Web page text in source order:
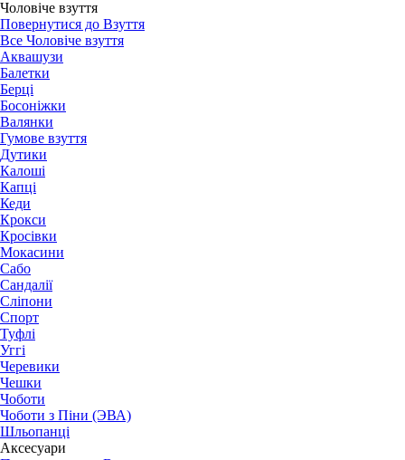
Чоловіче взуття
Повернутися до Взуття
Все Чоловіче взуття
Аквашузи
Балетки
Берці
Босоніжки
Валянки
Гумове взуття
Дутики
Калоші
Капці
Кеди
Крокси
Кросівки
Мокасини
Сабо
Сандалії
Сліпони
Спорт
Туфлі
Уггі
Черевики
Чешки
Чоботи
Чоботи з Піни (ЭВА)
Шльопанці
Аксесуари